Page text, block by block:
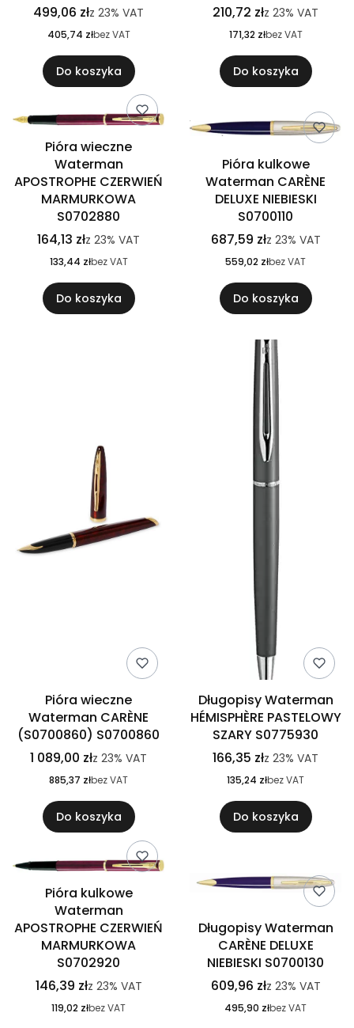
499,06 złz 23% VAT
405,74 złbez VAT
Do koszyka
210,72 złz 23% VAT
171,32 złbez VAT
Do koszyka
Pióra wieczne
Waterman
APOSTROPHE CZERWIEŃ
MARMURKOWA
S0702880
164,13 złz 23% VAT
133,44 złbez VAT
Do koszyka
Pióra kulkowe
Waterman CARÈNE
DELUXE NIEBIESKI
S0700110
687,59 złz 23% VAT
559,02 złbez VAT
Do koszyka
Pióra wieczne
Waterman CARÈNE
(S0700860) S0700860
1 089,00 złz 23% VAT
885,37 złbez VAT
Do koszyka
Długopisy Waterman
HÉMISPHÈRE PASTELOWY
SZARY S0775930
166,35 złz 23% VAT
135,24 złbez VAT
Do koszyka
Pióra kulkowe
Waterman
APOSTROPHE CZERWIEŃ
MARMURKOWA
S0702920
146,39 złz 23% VAT
119,02 złbez VAT
Długopisy Waterman
CARÈNE DELUXE
NIEBIESKI S0700130
609,96 złz 23% VAT
495,90 złbez VAT